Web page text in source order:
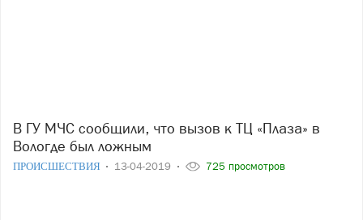
В ГУ МЧС сообщили, что вызов к ТЦ «Плаза» в
Вологде был ложным
ПРОИСШЕСТВИЯ 13-04-2019 725 просмотров